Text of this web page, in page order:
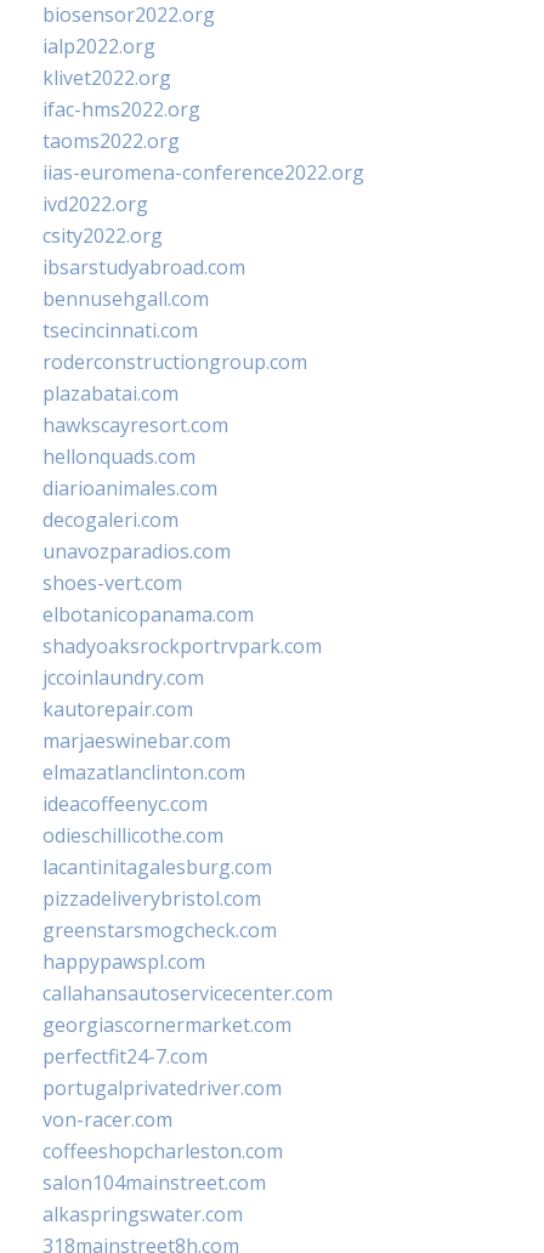
biosensor2022.org
ialp2022.org
klivet2022.org
ifac-hms2022.org
taoms2022.org
iias-euromena-conference2022.org
ivd2022.org
csity2022.org
ibsarstudyabroad.com
bennusehgall.com
tsecincinnati.com
roderconstructiongroup.com
plazabatai.com
hawkscayresort.com
hellonquads.com
diarioanimales.com
decogaleri.com
unavozparadios.com
shoes-vert.com
elbotanicopanama.com
shadyoaksrockportrvpark.com
jccoinlaundry.com
kautorepair.com
marjaeswinebar.com
elmazatlanclinton.com
ideacoffeenyc.com
odieschillicothe.com
lacantinitagalesburg.com
pizzadeliverybristol.com
greenstarsmogcheck.com
happypawspl.com
callahansautoservicecenter.com
georgiascornermarket.com
perfectfit24-7.com
portugalprivatedriver.com
von-racer.com
coffeeshopcharleston.com
salon104mainstreet.com
alkaspringswater.com
318mainstreet8h.com